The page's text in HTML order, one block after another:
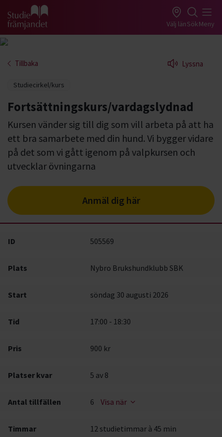
Gå till studiefrämjandets startsida Välj länSökMeny
Tillbaka Lyssna
Studiecirkel/kurs
Fortsättningskurs/vardagslydnad
Kursen vänder sig till dig som vill arbeta på att ha
ett bra samarbete med din hund. Vi bygger vidare
på det som vi gått igenom på valpkursen och
utvecklar övningarna
Anmäl dig här
ID 505569
Plats Nybro Brukshundklubb SBK
Start söndag 30 augusti 2026
Tid 17:00 - 18:30
Pris 900 kr
Platser kvar 5 av 8
Antal tillfällen 6 Visa när
Timmar 12 studietimmar à 45 min